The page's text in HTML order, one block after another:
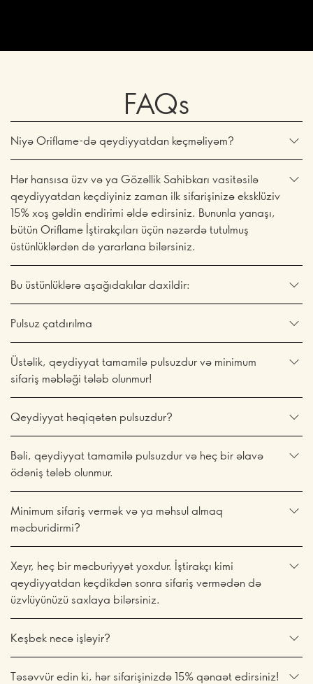
FAQs
Niyə Oriflame-də qeydiyyatdan keçməliyəm?
Hər hansısa üzv və ya Gözəllik Sahibkarı vasitəsilə
qeydiyyatdan keçdiyiniz zaman ilk sifarişinizə eksklüziv
15% xoş gəldin endirimi əldə edirsiniz. Bununla yanaşı,
bütün Oriflame İştirakçıları üçün nəzərdə tutulmuş
üstünlüklərdən də yararlana bilərsiniz.
Bu üstünlüklərə aşağıdakılar daxildir:
Pulsuz çatdırılma
Üstəlik, qeydiyyat tamamilə pulsuzdur və minimum
sifariş məbləği tələb olunmur!
Qeydiyyat həqiqətən pulsuzdur?
Bəli, qeydiyyat tamamilə pulsuzdur və heç bir əlavə
ödəniş tələb olunmur.
Minimum sifariş vermək və ya məhsul almaq
məcburidirmi?
Xeyr, heç bir məcburiyyət yoxdur. İştirakçı kimi
qeydiyyatdan keçdikdən sonra sifariş vermədən də
üzvlüyünüzü saxlaya bilərsiniz.
Keşbek necə işləyir?
Təsəvvür edin ki, hər sifarişinizdə 15% qənaət edirsiniz!